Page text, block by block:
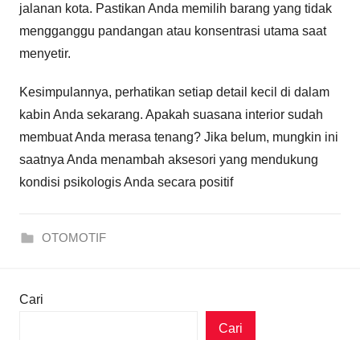
jalanan kota. Pastikan Anda memilih barang yang tidak
mengganggu pandangan atau konsentrasi utama saat
menyetir.
Kesimpulannya, perhatikan setiap detail kecil di dalam
kabin Anda sekarang. Apakah suasana interior sudah
membuat Anda merasa tenang? Jika belum, mungkin ini
saatnya Anda menambah aksesori yang mendukung
kondisi psikologis Anda secara positif
OTOMOTIF
Cari
Cari